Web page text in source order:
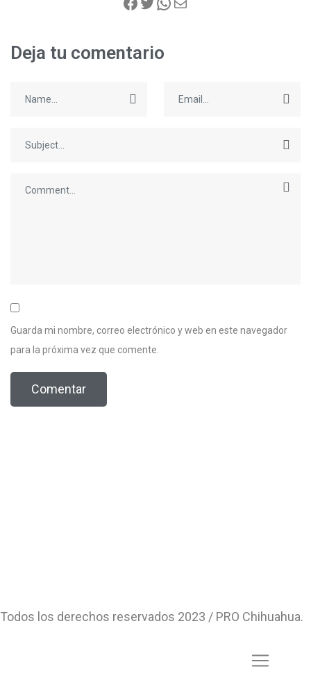
Deja tu comentario
Guarda mi nombre, correo electrónico y web en este navegador
para la próxima vez que comente.
Todos los derechos reservados 2023 / PRO Chihuahua.